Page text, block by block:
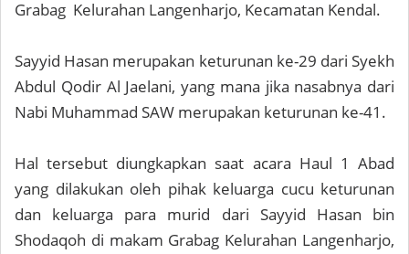
Grabag Kelurahan Langenharjo, Kecamatan Kendal.
Sayyid Hasan merupakan keturunan ke-29 dari Syekh
Abdul Qodir Al Jaelani, yang mana jika nasabnya dari
Nabi Muhammad SAW merupakan keturunan ke-41.
Hal tersebut diungkapkan saat acara Haul 1 Abad
yang dilakukan oleh pihak keluarga cucu keturunan
dan keluarga para murid dari Sayyid Hasan bin
Shodaqoh di makam Grabag Kelurahan Langenharjo,